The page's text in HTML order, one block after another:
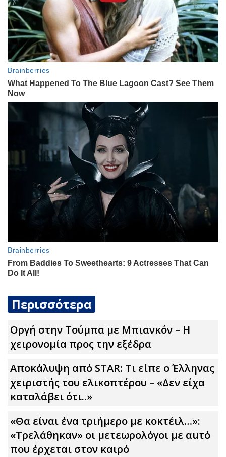
Περισσότερα
Οργή στην Τούμπα με Μπιανκόν – Η
χειρονομία προς την εξέδρα
Αποκάλυψη από STAR: Τι είπε ο Έλληνας
χειριστής του ελικοπτέρου – «Δεν είχα
καταλάβει ότι..»
«Θα είναι ένα τριήμερο με κοκτέιλ…»:
«Τρελάθηκαν» οι μετεωρολόγοι με αuτό
που έρχεται στον καιρό